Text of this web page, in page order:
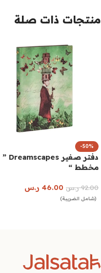
منتجات ذات صلة
-50%
دفتر صغير Dreamscapes ”
مخطط “
92.00 ر.س 46.00 ر.س
(شامل الضريبة)